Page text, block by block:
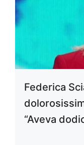
Federica
“Aveva